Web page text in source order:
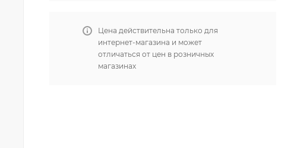
Цена действительна только для
интернет-магазина и может
отличаться от цен в розничных
магазинах